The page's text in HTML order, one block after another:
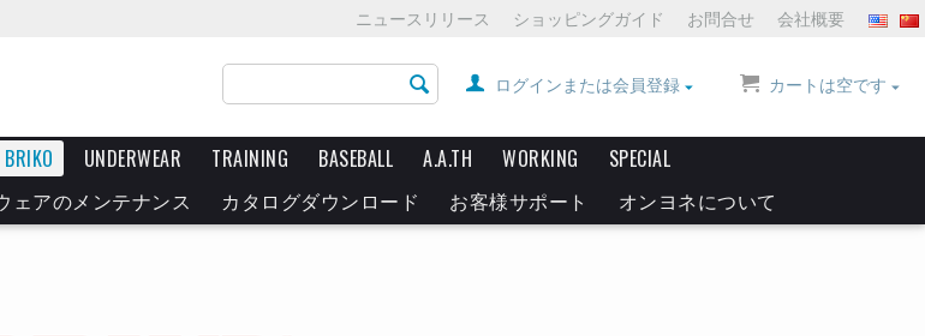
ニュースリリース ショッピングガイド お問合せ 会社概要
カートは空です
ログインまたは会員登録
BRIKO UNDERWEAR TRAINING BASEBALL A.A.TH WORKING
SPECIAL
ェアのメンテナンス カタログダウンロード お客様サポート オンヨネについて